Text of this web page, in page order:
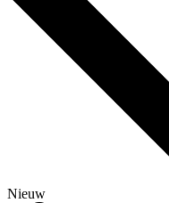
Nieuw